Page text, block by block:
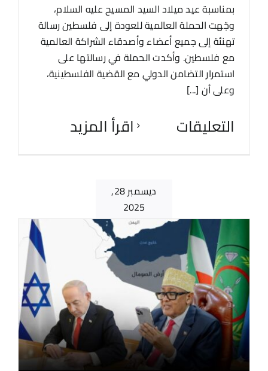
بمناسبة عيد ميلاد السيد المسيح عليه السلام،
وجّهت الحملة العالمية للعودة إلى فلسطين رسالة
تهنئة إلى جميع أعضاء وأصدقاء الشراكة العالمية
مع فلسطين. وأكدت الحملة في رسالتها على
استمرار التضامن الدولي مع القضية الفلسطينية،
وعلى أن [...]
‫اقرأ المزيد التعليقات
ديسمبر 28,
2025